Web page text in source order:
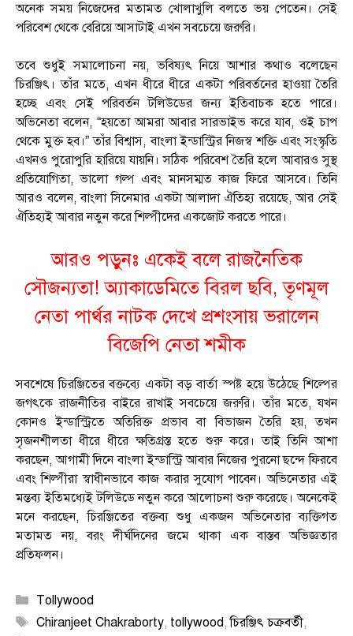
অনেক সময় নিজেদের মতামত খোলাখুলি বলতে ভয় পেতেন। সেই
পরিবেশ থেকে বেরিয়ে আসাটাই এখন সবচেয়ে জরুরি।
তবে শুধুই সমালোচনা নয়, ভবিষ্যৎ নিয়ে আশার কথাও বলেছেন
চিরঞ্জিৎ। তাঁর মতে, এখন ধীরে ধীরে একটা পরিবর্তনের হাওয়া তৈরি
হচ্ছে এবং সেই পরিবর্তন টলিউডের জন্য ইতিবাচক হতে পারে।
অভিনেতা বলেন, “হয়তো আমরা আবার সারভাইভ করে যাব, ওই চাপ
থেকে মুক্ত হব।” তাঁর বিশ্বাস, বাংলা ইন্ডাস্ট্রির নিজস্ব শক্তি এবং সংস্কৃতি
এখনও পুরোপুরি হারিয়ে যায়নি। সঠিক পরিবেশ তৈরি হলে আবারও সুস্থ
প্রতিযোগিতা, ভালো গল্প এবং মানসম্মত কাজ ফিরে আসবে। তিনি
আরও বলেন, বাংলা সিনেমার একটা আলাদা ঐতিহ্য রয়েছে, আর সেই
ঐতিহ্যই আবার নতুন করে শিল্পীদের একজোট করতে পারে।
আরও পড়ুনঃ একেই বলে রাজনৈতিক
সৌজন্যতা! অ্যাকাডেমিতে বিরল ছবি, তৃণমূল
নেতা পার্থর নাটক দেখে প্রশংসায় ভরালেন
বিজেপি নেতা শমীক
সবশেষে চিরঞ্জিতের বক্তব্যে একটা বড় বার্তা স্পষ্ট হয়ে উঠেছে শিল্পের
জগৎকে রাজনীতির বাইরে রাখাই সবচেয়ে জরুরি। তাঁর মতে, যখন
কোনও ইন্ডাস্ট্রিতে অতিরিক্ত প্রভাব বা বিভাজন তৈরি হয়, তখন
সৃজনশীলতা ধীরে ধীরে ক্ষতিগ্রস্ত হতে শুরু করে। তাই তিনি আশা
করছেন, আগামী দিনে বাংলা ইন্ডাস্ট্রি আবার নিজের পুরনো ছন্দে ফিরবে
এবং শিল্পীরা স্বাধীনভাবে কাজ করার সুযোগ পাবেন। অভিনেতার এই
মন্তব্য ইতিমধ্যেই টলিউডে নতুন করে আলোচনা শুরু করেছে। অনেকেই
মনে করছেন, চিরঞ্জিতের বক্তব্য শুধু একজন অভিনেতার ব্যক্তিগত
মতামত নয়, বরং দীর্ঘদিনের জমে থাকা এক বাস্তব অভিজ্ঞতার
প্রতিফলন।
Categories
Tollywood
Tags
Chiranjeet Chakraborty, tollywood,চিরঞ্জিৎ চক্রবর্তী,